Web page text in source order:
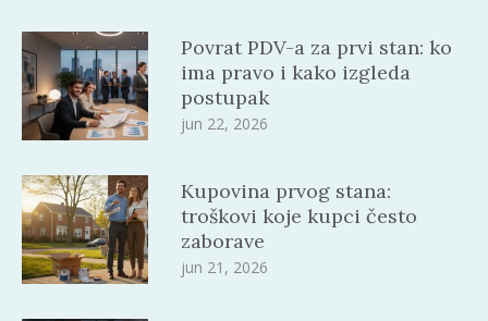
Povrat PDV-a za prvi stan: ko
ima pravo i kako izgleda
postupak
jun 22, 2026
Kupovina prvog stana:
troškovi koje kupci često
zaborave
jun 21, 2026